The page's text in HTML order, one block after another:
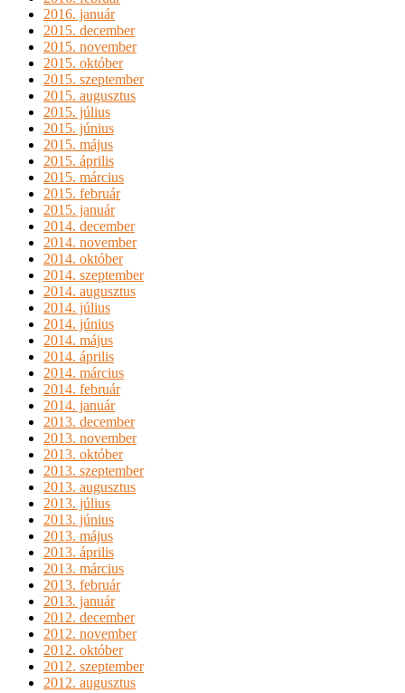
2016. január
2015. december
2015. november
2015. október
2015. szeptember
2015. augusztus
2015. július
2015. június
2015. május
2015. április
2015. március
2015. február
2015. január
2014. december
2014. november
2014. október
2014. szeptember
2014. augusztus
2014. július
2014. június
2014. május
2014. április
2014. március
2014. február
2014. január
2013. december
2013. november
2013. október
2013. szeptember
2013. augusztus
2013. július
2013. június
2013. május
2013. április
2013. március
2013. február
2013. január
2012. december
2012. november
2012. október
2012. szeptember
2012. augusztus